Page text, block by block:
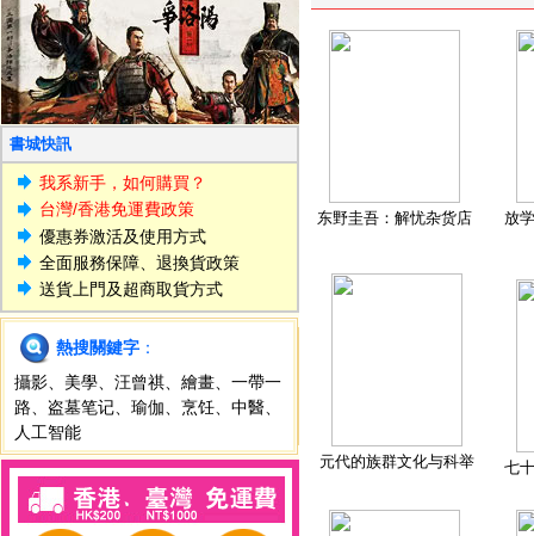
書城快訊
我系新手，如何購買？
台灣/香港免運費政策
優惠券激活及使用方式
全面服務保障、退換貨政策
送貨上門及超商取貨方式
熱搜關鍵字 ：
攝影
美學 汪曾祺 繪畫
一帶一
路
盗墓笔记 瑜伽 烹饪 中醫
人工智能
东野圭吾：解忧杂货店 放
元代的族群文化与科举 七